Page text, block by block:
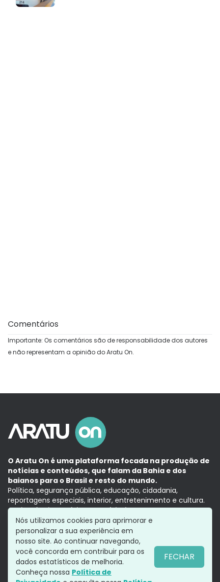
Comentários
Importante: Os comentários são de responsabilidade dos autores
e não representam a opinião do Aratu On.
O Aratu On é uma plataforma focada na produção de
notícias e conteúdos, que falam da Bahia e dos
baianos para o Brasil e resto do mundo.
Política, segurança pública, educação, cidadania,
reportagens especiais, interior, entretenimento e cultura.
Aqui, tudo vira notícia e a notícia é no tempo presente,
com a credibilidade do Grupo Aratu.
Grupo Aratu
Política de privacidade
Siga-nos
Nós utilizamos cookies para aprimorar e
personalizar a sua experiência em
nosso site. Ao continuar navegando,
você concorda em contribuir para os
dados estatísticos de melhoria.
Conheça nossa Política de
FECHAR